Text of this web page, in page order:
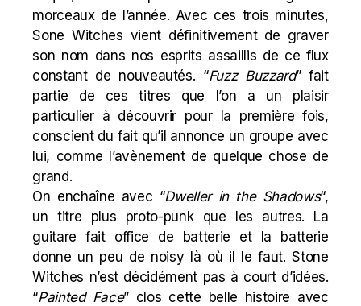
morceaux de l’année. Avec ces trois minutes,
Sone Witches vient définitivement de graver
son nom dans nos esprits assaillis de ce flux
constant de nouveautés. “Fuzz Buzzard” fait
partie de ces titres que l’on a un plaisir
particulier à découvrir pour la première fois,
conscient du fait qu’il annonce un groupe avec
lui, comme l’avènement de quelque chose de
grand.
On enchaîne avec “Dweller in the Shadows“,
un titre plus proto-punk que les autres. La
guitare fait office de batterie et la batterie
donne un peu de noisy là où il le faut. Stone
Witches n’est décidément pas à court d’idées.
“Painted Face” clos cette belle histoire avec